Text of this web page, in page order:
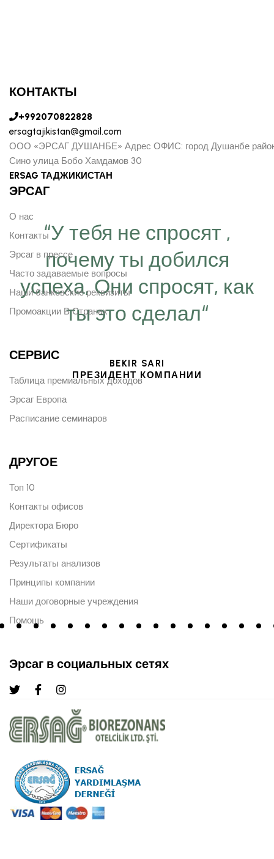
“У тебя не спросят ,
почему ты добился
успеха, Они спросят, как
ты это сделал“
BEKIR SARI
ПРЕЗИДЕНТ КОМПАНИИ
КОНТАКТЫ
+992070822828
ersagtajikistan@gmail.com
ООО «ЭРСАГ ДУШАНБЕ» Адрес ОФИС: город Душанбе
Сино улица Бобо Хамдамов 30
ERSAG ТАДЖИКИСТАН
ЭРСАГ
О нас
Контакты
Эрсаг в прессе
Часто задаваемые вопросы
Наши банковские реквизиты
Промоакции В Странах
СЕРВИС
Таблица премиальных доходов
Эрсаг Европа
Расписание семинаров
ДРУГОЕ
Топ 10
Контакты офисов
Директора Бюро
Сертификаты
Результаты анализов
Принципы компании
Наши договорные учреждения
Помощь
Эрсаг в социальных сетях